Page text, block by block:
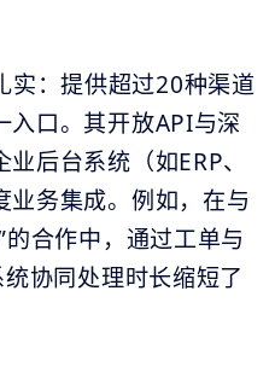
：提供超过20种渠道
入口。其开放API与深
后台系统（如ERP、
务集成。例如，在与
合作中，通过工单与
协同处理时长缩短了